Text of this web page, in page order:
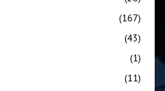
(167)
(43)
(1)
(11)